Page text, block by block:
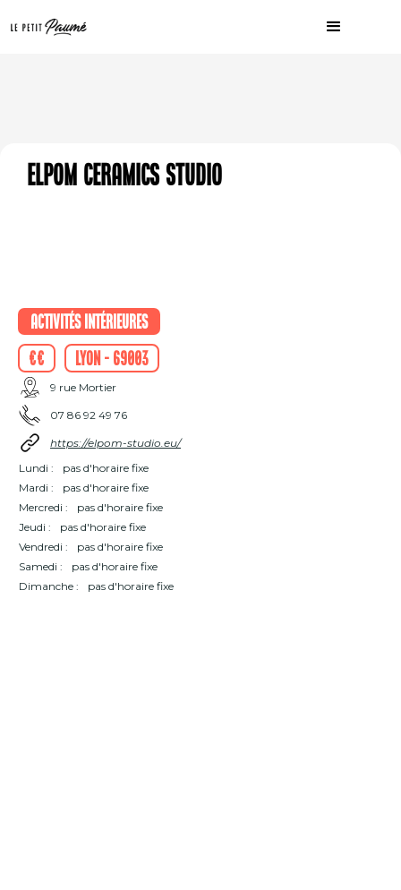
Elpom Ceramics Studio
Activités intérieures
€€
Lyon - 69003
9 rue Mortier
07 86 92 49 76
https://elpom-studio.eu/
Lundi :
pas d'horaire fixe
Mardi :
pas d'horaire fixe
Mercredi :
pas d'horaire fixe
Jeudi :
pas d'horaire fixe
Vendredi :
pas d'horaire fixe
Samedi :
pas d'horaire fixe
Dimanche :
pas d'horaire fixe